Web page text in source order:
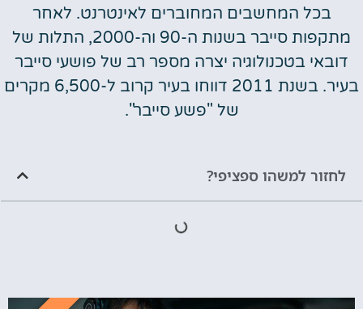
בכל המחשבים המחוברים לאינטרנט. לאחר
מתקפות סייבר בשנות ה-90 וה-2000, התלות של
דובאי בטכנולוגיה יצרה מספר רב של פושעי סייבר
בעיר. בשנת 2011 דווחו בעיר קרוב ל-6,500 מקרים
של "פשע סייבר".
לחזור למשהו ספציפי?